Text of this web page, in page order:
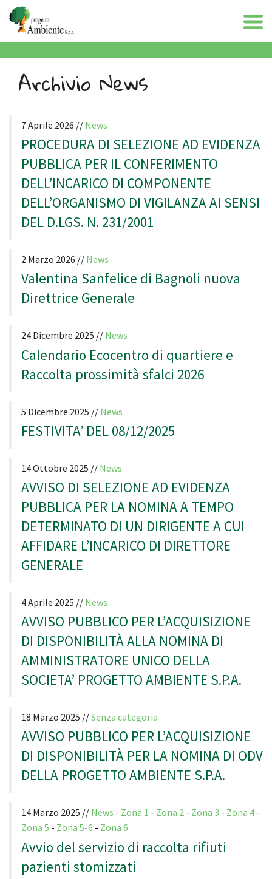
Archivio News
7 Aprile 2026 // News
PROCEDURA DI SELEZIONE AD EVIDENZA
PUBBLICA PER IL CONFERIMENTO
DELL’INCARICO DI COMPONENTE
DELL’ORGANISMO DI VIGILANZA AI SENSI
DEL D.LGS. N. 231/2001
2 Marzo 2026 // News
Valentina Sanfelice di Bagnoli nuova
Direttrice Generale
24 Dicembre 2025 // News
Calendario Ecocentro di quartiere e
Raccolta prossimità sfalci 2026
5 Dicembre 2025 // News
FESTIVITA’ DEL 08/12/2025
14 Ottobre 2025 // News
AVVISO DI SELEZIONE AD EVIDENZA
PUBBLICA PER LA NOMINA A TEMPO
DETERMINATO DI UN DIRIGENTE A CUI
AFFIDARE L’INCARICO DI DIRETTORE
GENERALE
4 Aprile 2025 // News
AVVISO PUBBLICO PER L’ACQUISIZIONE
DI DISPONIBILITÀ ALLA NOMINA DI
AMMINISTRATORE UNICO DELLA
SOCIETA’ PROGETTO AMBIENTE S.P.A.
18 Marzo 2025 //Senza categoria
AVVISO PUBBLICO PER L’ACQUISIZIONE
DI DISPONIBILITÀ PER LA NOMINA DI ODV
DELLA PROGETTO AMBIENTE S.P.A.
14 Marzo 2025 // News - Zona 1 - Zona 2 - Zona 3 - Zona 4 -
Zona 5 - Zona 5-6 - Zona 6
Avvio del servizio di raccolta rifiuti
pazienti stomizzati